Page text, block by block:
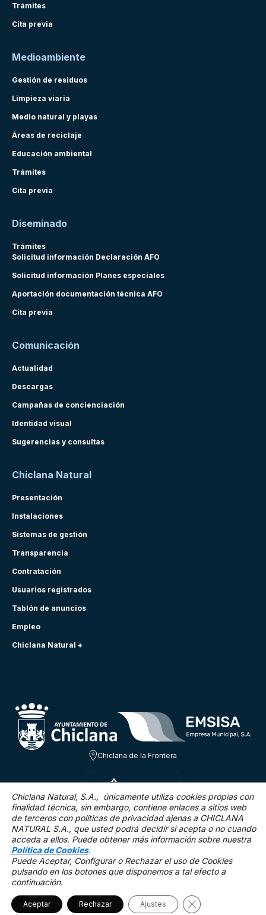
Trámites
Cita previa
Medioambiente
Gestión de residuos
Limpieza viaria
Medio natural y playas
Áreas de reciclaje
Educación ambiental
Trámites
Cita previa
Diseminado
Trámites
Solicitud información Declaración AFO
Solicitud información Planes especiales
Aportación documentación técnica AFO
Cita previa
Comunicación
Actualidad
Descargas
Campañas de concienciación
Identidad visual
Sugerencias y consultas
Chiclana Natural
Presentación
Instalaciones
Sistemas de gestión
Transparencia
Contratación
Usuarios registrados
Tablón de anuncios
Empleo
Chiclana Natural +
Chiclana de la Frontera
JUE 6 AGO
21.8ºC
3.1 Km/h 0 %
©2025 Chiclana Natural
Mapa Web
Política de cookies
Chiclana Natural, S.A., únicamente utiliza cookies propias con
finalidad técnica, sin embargo, contiene enlaces a sitios web
de terceros con políticas de privacidad ajenas a CHICLANA
NATURAL S.A., que usted podrá decidir si acepta o no cuando
acceda a ellos. Puede obtener más información sobre nuestra
Política de Cookies.
Puede Aceptar, Configurar o Rechazar el uso de Cookies
pulsando en los botones que disponemos a tal efecto a
continuación.
Aceptar Rechazar Ajustes Cerrar el banner